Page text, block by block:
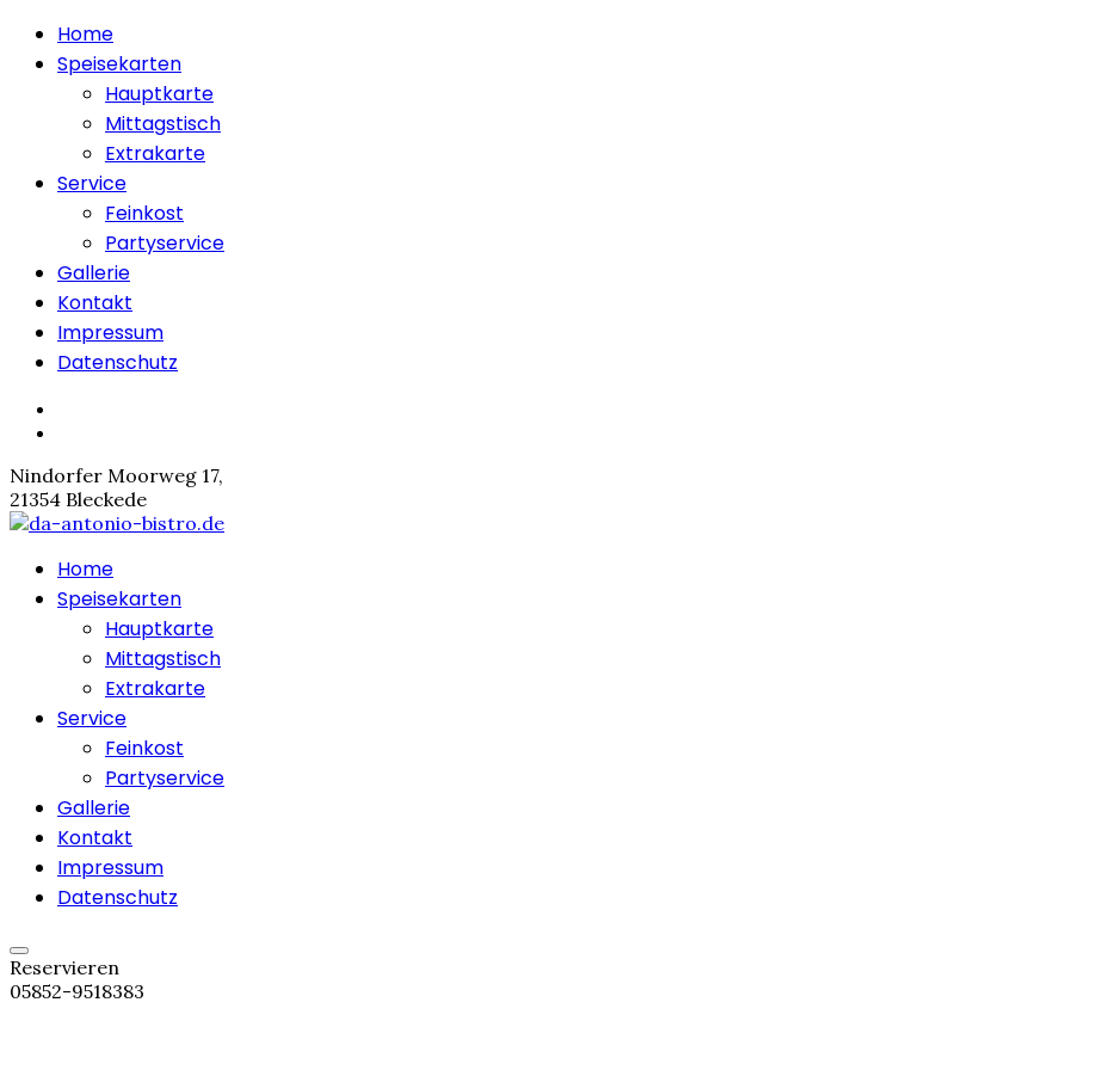
Home
Speisekarten
Hauptkarte
Mittagstisch
Extrakarte
Service
Feinkost
Partyservice
Gallerie
Kontakt
Impressum
Datenschutz
Nindorfer Moorweg 17,
21354 Bleckede
Home
Speisekarten
Hauptkarte
Mittagstisch
Extrakarte
Service
Feinkost
Partyservice
Gallerie
Kontakt
Impressum
Datenschutz
Reservieren
05852-9518383